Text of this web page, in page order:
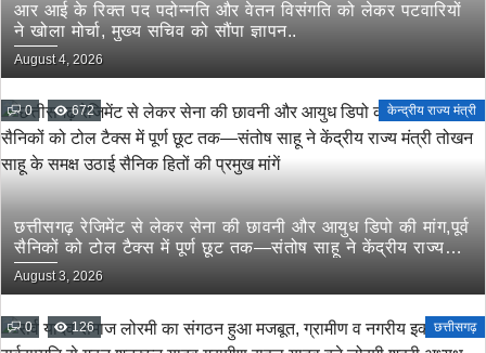
आर आई के रिक्त पद पदोन्नति और वेतन विसंगति को लेकर पटवारियों
ने खोला मोर्चा, मुख्य सचिव को सौंपा ज्ञापन..
August 4, 2026
0 672 केन्द्रीय राज्य मंत्री
छत्तीसगढ़ रेजिमेंट से लेकर सेना की छावनी और आयुध डिपो की मांग,पूर्व
सैनिकों को टोल टैक्स में पूर्ण छूट तक—संतोष साहू ने केंद्रीय राज्य
मंत्री तोखन साहू के समक्ष उठाई सैनिक हितों की प्रमुख मांगें
August 3, 2026
0 126 छत्तीसगढ़